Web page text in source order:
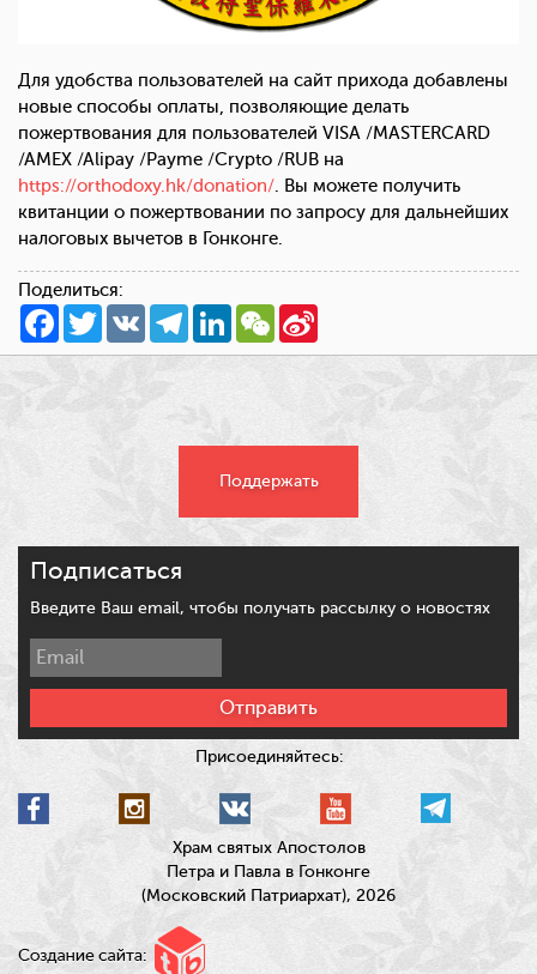
Для удобства пользователей на сайт прихода добавлены
новые способы оплаты, позволяющие делать
пожертвования для пользователей VISA /MASTERCARD
/AMEX /Alipay /Payme /Crypto /RUB на
https://orthodoxy.hk/donation/. Вы можете получить
квитанции о пожертвовании по запросу для дальнейших
налоговых вычетов в Гонконге.
Поделиться:
Facebook
TwitterVK TelegramLinkedInWeChat
Поддержать
Подписаться
Введите Ваш email, чтобы получать рассылку о новостях
Отправить
Присоединяйтесь:
Храм святых Апостолов
Петра и Павла в Гонконге
(Московский Патриархат), 2026